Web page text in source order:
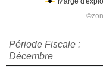
Période Fiscale :
Décembre